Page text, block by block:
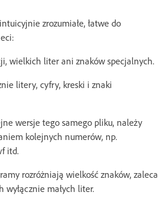
zrozumiałe, łatwe do
wielkich liter ani znaków specjalnych.
litery, cyfry, kreski i znaki
wersje tego samego pliku, należy
kolejnych numerów, np.
itd.
rozróżniają wielkość znaków, zaleca
wyłącznie małych liter.